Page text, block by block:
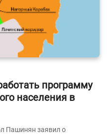
программу
населения в
Пашинян заявил о